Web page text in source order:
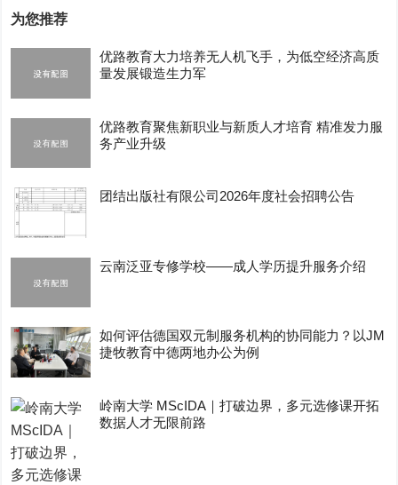
为您推荐
优路教育大力培养无人机飞手，为低空经济高质
量发展锻造生力军
优路教育聚焦新职业与新质人才培育 精准发力服
务产业升级
团结出版社有限公司2026年度社会招聘公告
云南泛亚专修学校——成人学历提升服务介绍
如何评估德国双元制服务机构的协同能力？以JM
捷牧教育中德两地办公为例
岭南大学 MScIDA｜打破边界，多元选修课开拓
数据人才无限前路